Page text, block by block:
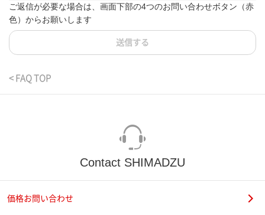
ご返信が必要な場合は、画面下部の4つのお問い合わせボタン（赤
色）からお願いします
送信する
< FAQ TOP
Contact SHIMADZU
価格お問い合わせ